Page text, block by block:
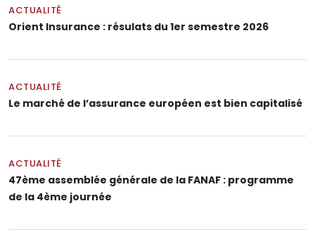
ACTUALITÉ
Orient Insurance : résulats du 1er semestre 2026
ACTUALITÉ
Le marché de l’assurance européen est bien capitalisé
ACTUALITÉ
47ème assemblée générale de la FANAF : programme
de la 4ème journée